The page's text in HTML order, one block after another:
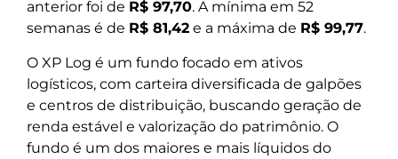
anterior foi de R$ 97,70. A mínima em 52
semanas é de R$ 81,42 e a máxima de R$ 99,77.
O XP Log é um fundo focado em ativos
logísticos, com carteira diversificada de galpões
e centros de distribuição, buscando geração de
renda estável e valorização do patrimônio. O
fundo é um dos maiores e mais líquidos do